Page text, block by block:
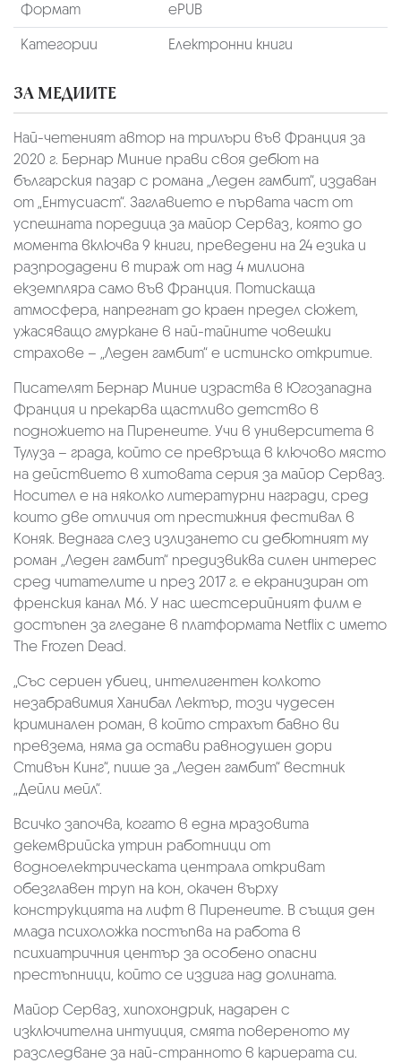
Формат
ePUB
Категории
Електронни книги
ЗА МЕДИИТЕ
Най-четеният автор на трилъри във Франция за
2020 г. Бернар Миние прави своя дебют на
българския пазар с романа „Леден гамбит“, издаван
от „Ентусиаст“. Заглавието е първата част от
успешната поредица за майор Серваз, която до
момента включва 9 книги, преведени на 24 езика и
разпродадени в тираж от над 4 милиона
екземпляра само във Франция. Потискаща
атмосфера, напрегнат до краен предел сюжет,
ужасяващо гмуркане в най-тайните човешки
страхове – „Леден гамбит“ е истинско откритие.
Писателят Бернар Миние израства в Югозападна
Франция и прекарва щастливо детство в
подножието на Пиренеите. Учи в университета в
Тулуза – града, който се превръща в ключово място
на действието в хитовата серия за майор Серваз.
Носител е на няколко литературни награди, сред
които две отличия от престижния фестивал в
Коняк. Веднага слез излизането си дебютният му
роман „Леден гамбит“ предизвиква силен интерес
сред читателите и през 2017 г. е екранизиран от
френския канал M6. У нас шестсерийният филм е
достъпен за гледане в платформата Netflix с името
The Frozen Dead.
„Със сериен убиец, интелигентен колкото
незабравимия Ханибал Лектър, този чудесен
криминален роман, в който страхът бавно ви
превзема, няма да остави равнодушен дори
Стивън Кинг“, пише за „Леден гамбит“ вестник
„Дейли мейл“.
Всичко започва, когато в една мразовита
декемврийска утрин работници от
водноелектрическата централа откриват
обезглавен труп на кон, окачен върху
конструкцията на лифт в Пиренеите. В същия ден
млада психоложка постъпва на работа в
психиатричния център за особено опасни
престъпници, който се издига над долината.
Майор Серваз, хипохондрик, надарен с
изключителна интуиция, смята повереното му
разследване за най-странното в кариерата си.